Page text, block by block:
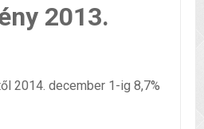
2013.
2014. december 1-ig 8,7%